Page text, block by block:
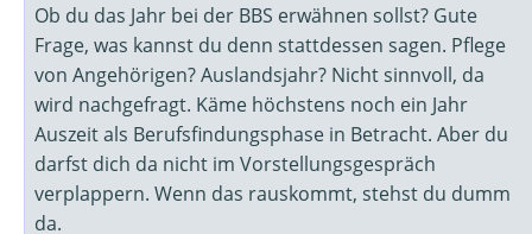
Ob du das Jahr bei der BBS erwähnen sollst? Gute
Frage, was kannst du denn stattdessen sagen. Pflege
von Angehörigen? Auslandsjahr? Nicht sinnvoll, da
wird nachgefragt. Käme höchstens noch ein Jahr
Auszeit als Berufsfindungsphase in Betracht. Aber du
darfst dich da nicht im Vorstellungsgespräch
verplappern. Wenn das rauskommt, stehst du dumm
da.